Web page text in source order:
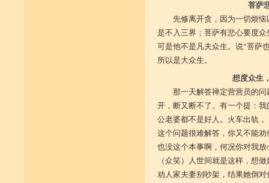
菩萨
先修离开贪，因为一切烦
是不入三界；菩萨有悲心要度
可是他不是凡夫众生。说“菩萨
所以是大众生。
想度众生
那一天解答禅定营营员的
开，断又断不了。有一个提：
公老婆都不是好人。火车出轨
这个问题很难解答，你又不能
也没这个本事啊，何况你对我
（众笑）人世间就是这样，想
劝人家夫妻别吵架，结果她倒